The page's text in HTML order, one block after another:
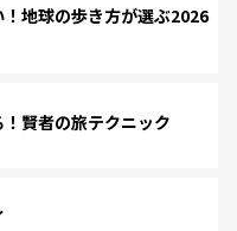
地球の歩き方が選ぶ2026
賢者の旅テクニック